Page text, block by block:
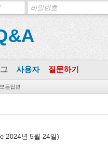
사용자 질문하기
모든답변
2024년 5월 24일)